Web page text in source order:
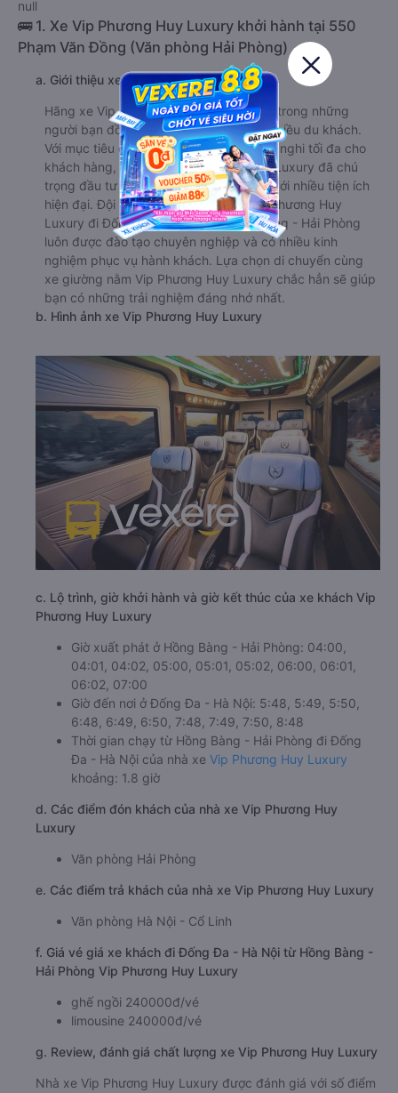
null
🚌 1. Xe Vip Phương Huy Luxury khởi hành tại 550
Phạm Văn Đồng (Văn phòng Hải Phòng)
a. Giới thiệu xe Vip Phương Huy Luxury
Hãng xe Vip Phương Huy Luxury là một trong những
người bạn đồng hành đáng tin cậy với nhiều du khách.
Với mục tiêu đem lại sự thoải mái và tiện nghi tối đa cho
khách hàng, xe khách Vip Phương Huy Luxury đã chú
trọng đầu tư vào các dòng xe cao cấp với nhiều tiện ích
hiện đại. Đội ngũ tài xế của nhà xe Vip Phương Huy
Luxury đi Đống Đa - Hà Nội từ Hồng Bàng - Hải Phòng
luôn được đào tạo chuyên nghiệp và có nhiều kinh
nghiệm phục vụ hành khách. Lựa chọn di chuyển cùng
xe giường nằm Vip Phương Huy Luxury chắc hẳn sẽ giúp
bạn có những trải nghiệm đáng nhớ nhất.
b. Hình ảnh xe Vip Phương Huy Luxury
c. Lộ trình, giờ khởi hành và giờ kết thúc của xe khách Vip
Phương Huy Luxury
Giờ xuất phát ở Hồng Bàng - Hải Phòng: 04:00,
04:01, 04:02, 05:00, 05:01, 05:02, 06:00, 06:01,
06:02, 07:00
Giờ đến nơi ở Đống Đa - Hà Nội: 5:48, 5:49, 5:50,
6:48, 6:49, 6:50, 7:48, 7:49, 7:50, 8:48
Thời gian chạy từ Hồng Bàng - Hải Phòng đi Đống
Đa - Hà Nội của nhà xe Vip Phương Huy Luxury
khoảng: 1.8 giờ
d. Các điểm đón khách của nhà xe Vip Phương Huy
Luxury
Văn phòng Hải Phòng
e. Các điểm trả khách của nhà xe Vip Phương Huy Luxury
Văn phòng Hà Nội - Cổ Linh
f. Giá vé giá xe khách đi Đống Đa - Hà Nội từ Hồng Bàng -
Hải Phòng Vip Phương Huy Luxury
ghế ngồi 240000đ/vé
limousine 240000đ/vé
g. Review, đánh giá chất lượng xe Vip Phương Huy Luxury
Nhà xe Vip Phương Huy Luxury được đánh giá với số điểm